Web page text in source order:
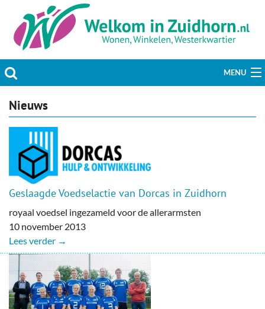
MENU
Actueel
Hobby & Vrije tijd
Welzijn & Maatschappij
Bedrijven
Prikbord & Aanbiedingen
Plaats bericht
Nieuws
Geslaagde Voedselactie van Dorcas in Zuidhorn
royaal voedsel ingezameld voor de allerarmsten
10 november 2013
Lees verder →